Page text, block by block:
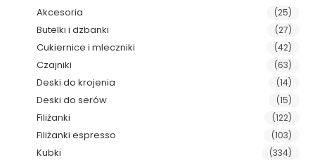
Akcesoria (25)
Butelki i dzbanki (27)
Cukiernice i mleczniki (42)
Czajniki (63)
Deski do krojenia (14)
Deski do serów (15)
Filiżanki (122)
Filiżanki espresso (103)
Kubki (334)